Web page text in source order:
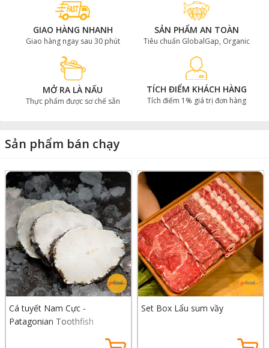
GIAO HÀNG NHANH
Giao hàng ngay sau 30 phút
SẢN PHẨM AN TOÀN
Tiêu chuẩn GlobalGap, Organic
MỞ RA LÀ NẤU
Thực phẩm được sơ chế sẵn
TÍCH ĐIỂM KHÁCH HÀNG
Tích điểm 1% giá trị đơn hàng
Sản phẩm bán chạy
Cá tuyết Nam Cực -
Patagonian Toothfish
Set Box Lẩu sum vầy